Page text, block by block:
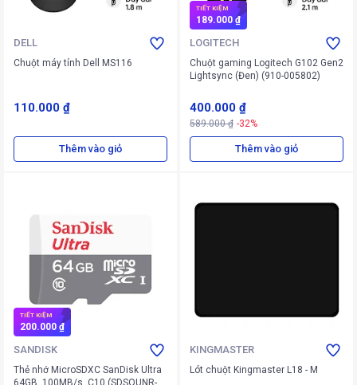
DELL
Chuột máy tính Dell MS116
110.000 ₫
Thêm vào giỏ
TIẾT KIỆM
189.000 ₫
LOGITECH
Chuột gaming Logitech G102 Gen2
Lightsync (Đen) (910-005802)
400.000 ₫
589.000 ₫ -32%
Thêm vào giỏ
TIẾT KIỆM
200.000 ₫
SANDISK
Thẻ nhớ MicroSDXC SanDisk Ultra
KINGMASTER
Lót chuột Kingmaster L18 - M